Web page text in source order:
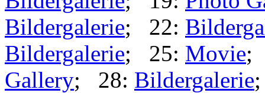
Bildergalerie; 22:
Bildergalerie; 25: Movie;
Gallery; 28: Bildergalerie